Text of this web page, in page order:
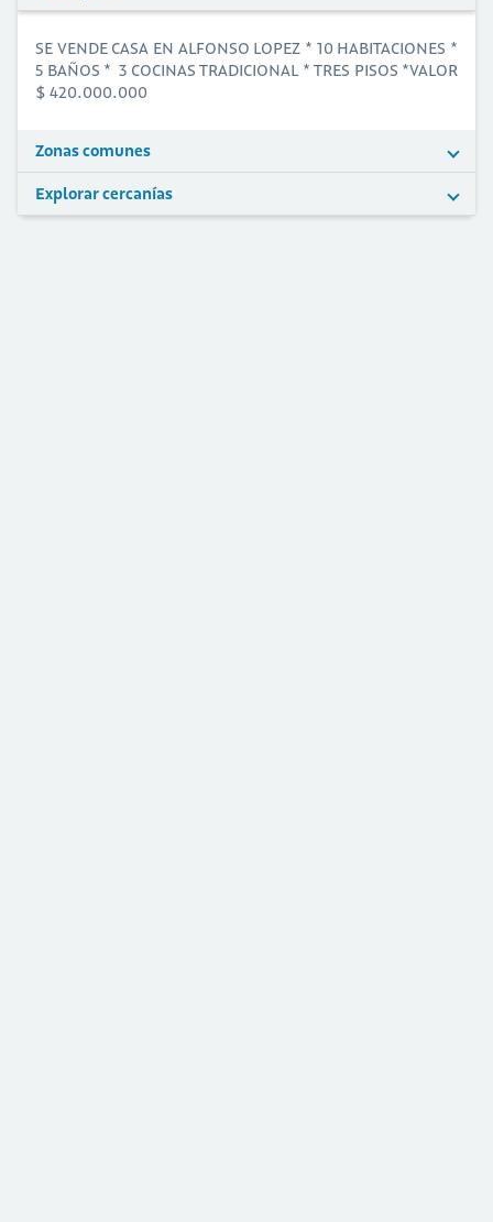
SE VENDE CASA EN ALFONSO LOPEZ * 10 HABITACIONES *
5 BAÑOS * 3 COCINAS TRADICIONAL * TRES PISOS *VALOR
$ 420.000.000
Zonas comunes
Explorar cercanías